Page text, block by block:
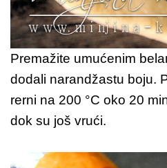
Premažite umućenim
dodali narandžastu boju.
rerni na 200 °C oko 20
dok su još vrući.